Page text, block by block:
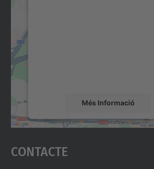
Més Informació
Accepta
powered by
Contacte